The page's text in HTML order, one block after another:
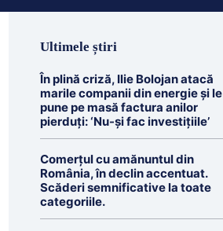
Ultimele știri
În plină criză, Ilie Bolojan atacă
marile companii din energie și le
pune pe masă factura anilor
pierduți: ‘Nu-și fac investițiile’
Comerțul cu amănuntul din
România, în declin accentuat.
Scăderi semnificative la toate
categoriile.